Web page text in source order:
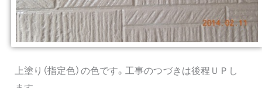
上塗り（指定色）の色です。工事のつづきは後程ＵＰし